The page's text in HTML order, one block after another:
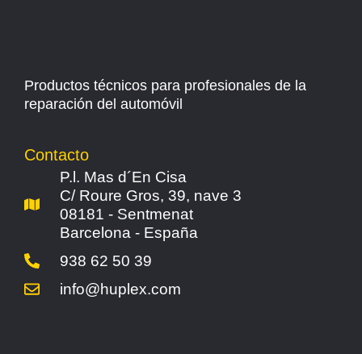
Productos técnicos para profesionales de la
reparación del automóvil
Contacto
P.l. Mas d´En Cisa
C/ Roure Gros, 39, nave 3
08181 - Sentmenat
Barcelona - España
938 62 50 39
info@huplex.com